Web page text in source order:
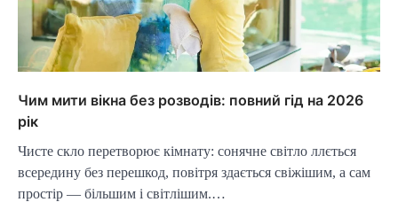
Чим мити вікна без розводів: повний гід на 2026
рік
Чисте скло перетворює кімнату: сонячне світло ллється
всередину без перешкод, повітря здається свіжішим, а сам
простір — більшим і світлішим.…